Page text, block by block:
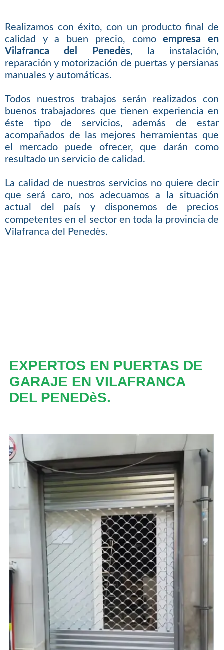
Realizamos con éxito, con un producto final de
calidad y a buen precio, comoempresa en
Vilafranca del Penedès, la instalación,
reparación y motorización de puertas y persianas
manuales y automáticas.
Todos nuestros trabajos serán realizados con
buenos trabajadores que tienen experiencia en
éste tipo de servicios, además de estar
acompañados de las mejores herramientas que
el mercado puede ofrecer, que darán como
resultado un servicio de calidad.
La calidad de nuestros servicios no quiere decir
que será caro, nos adecuamos a la situación
actual del país y disponemos de precios
competentes en el sector en toda la provincia de
Vilafranca del Penedès.
EXPERTOS EN PUERTAS DE
GARAJE EN VILAFRANCA
DEL PENEDèS.